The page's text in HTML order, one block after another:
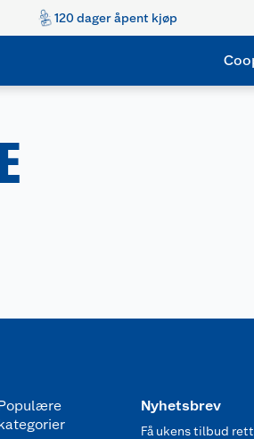
120 dager åpent kjøp
Nyhetsbrev
Få ukens tilbud